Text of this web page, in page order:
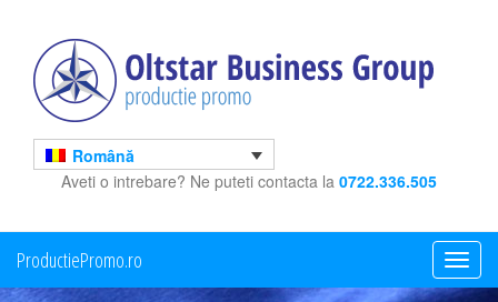
Română
Aveti o intrebare? Ne puteti contacta la 0722.336.505
Toggle
ProductiePromo.ro